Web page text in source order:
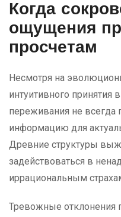
Когда
ощущения
просчетам
Несмотря на
интуитивного принятия
переживания не всегда
информацию для
Древние структуры
задействоваться в
иррациональным
Тревожные отклонения